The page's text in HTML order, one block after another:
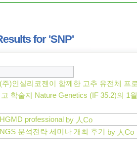
for 'SNP'
(주)인실리코젠이 함께한 고추 유전체 프
학술지 Nature Genetics (IF 35.2)의 1
HGMD professional by 人Co
NGS 분석전략 세미나 개최 후기 by 人Co